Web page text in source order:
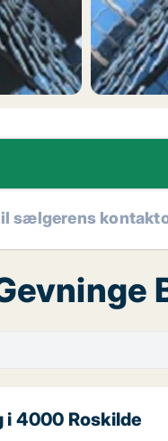
sælgerens
i 4000 Roskilde